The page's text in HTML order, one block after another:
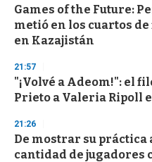
Games of the Future:
metió en los cuartos
en Kazajistán
21:57
"¡Volvé a Adeom!": el
Prieto a Valeria Ripoll
21:26
De mostrar su
cantidad de jugadores